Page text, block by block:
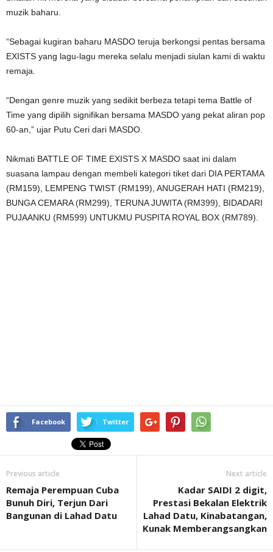
muzik baharu.
“Sebagai kugiran baharu MASDO teruja berkongsi pentas bersama
EXISTS yang lagu-lagu mereka selalu menjadi siulan kami di waktu
remaja.
“Dengan genre muzik yang sedikit berbeza tetapi tema Battle of
Time yang dipilih signifikan bersama MASDO yang pekat aliran pop
60-an,” ujar Putu Ceri dari MASDO.
Nikmati BATTLE OF TIME EXISTS X MASDO saat ini dalam
suasana lampau dengan membeli kategori tiket dari DIA PERTAMA
(RM159), LEMPENG TWIST (RM199), ANUGERAH HATI (RM219),
BUNGA CEMARA (RM299), TERUNA JUWITA (RM399), BIDADARI
PUJAANKU (RM599) UNTUKMU PUSPITA ROYAL BOX (RM789).
Facebook Twitter
Previous article
Remaja Perempuan Cuba
Bunuh Diri, Terjun Dari
Bangunan di Lahad Datu
Next article
Kadar SAIDI 2 digit,
Prestasi Bekalan Elektrik
Lahad Datu, Kinabatangan,
Kunak Memberangsangkan